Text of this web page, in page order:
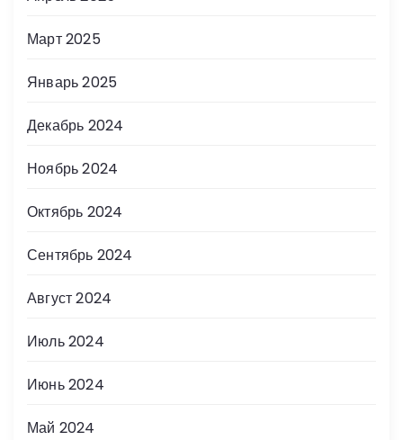
Март 2025
Январь 2025
Декабрь 2024
Ноябрь 2024
Октябрь 2024
Сентябрь 2024
Август 2024
Июль 2024
Июнь 2024
Май 2024